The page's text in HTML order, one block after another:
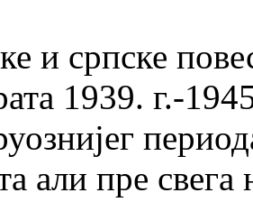
и српске
1939. г.-
али пре